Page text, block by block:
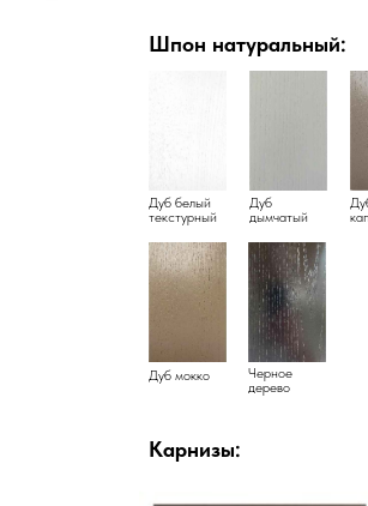
Шпон натуральный:
Дуб белый
текстурный
Дуб
дымчатый
Дуб мокко
Черное
дерево
Карнизы: